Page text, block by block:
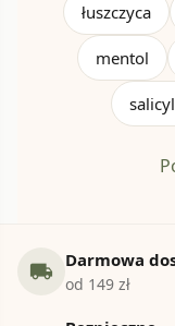
łuszczyca
mentol
local_shipping Darmowa
od 149 zł